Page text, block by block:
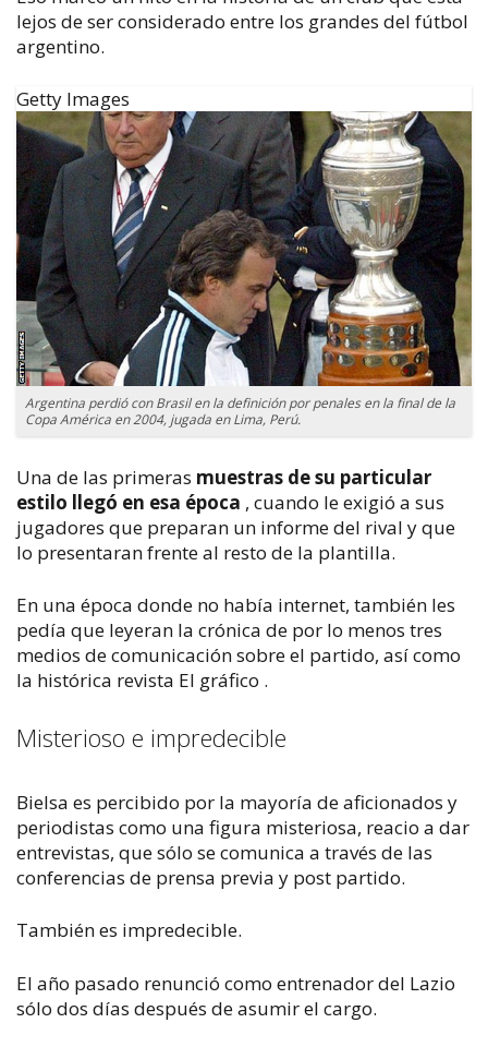
lejos de ser considerado entre los grandes del fútbol
argentino.
Getty Images
Argentina perdió con Brasil en la definición por penales en la final de la
Copa América en 2004, jugada en Lima, Perú.
Una de las primeras muestras de su particular
estilo llegó en esa época , cuando le exigió a sus
jugadores que preparan un informe del rival y que
lo presentaran frente al resto de la plantilla.
En una época donde no había internet, también les
pedía que leyeran la crónica de por lo menos tres
medios de comunicación sobre el partido, así como
la histórica revista El gráfico .
Misterioso e impredecible
Bielsa es percibido por la mayoría de aficionados y
periodistas como una figura misteriosa, reacio a dar
entrevistas, que sólo se comunica a través de las
conferencias de prensa previa y post partido.
También es impredecible.
El año pasado renunció como entrenador del Lazio
sólo dos días después de asumir el cargo.